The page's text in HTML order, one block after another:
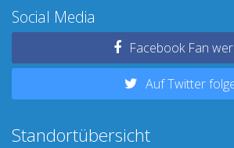
Social Media
Facebook Fan
Auf Twitter
Standortübersicht